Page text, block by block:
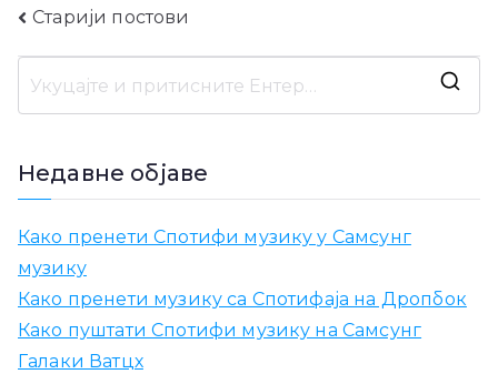
Навигација
постова
Старији постови
Недавне објаве
Како пренети Спотифи музику у Самсунг
музику
Како пренети музику са Спотифаја на Дропбок
Како пуштати Спотифи музику на Самсунг
Галаки Ватцх